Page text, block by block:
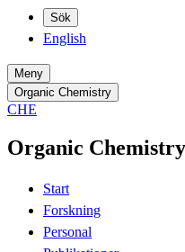
Sök
English
Meny
Organic Chemistry
CHE
Organic Chemistry
Start
Forskning
Personal